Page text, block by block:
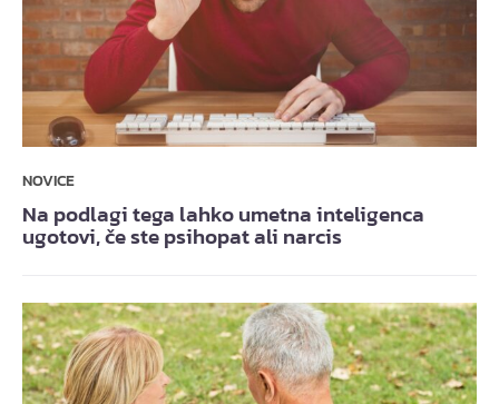
NOVICE
Na podlagi tega lahko umetna inteligenca
ugotovi, če ste psihopat ali narcis